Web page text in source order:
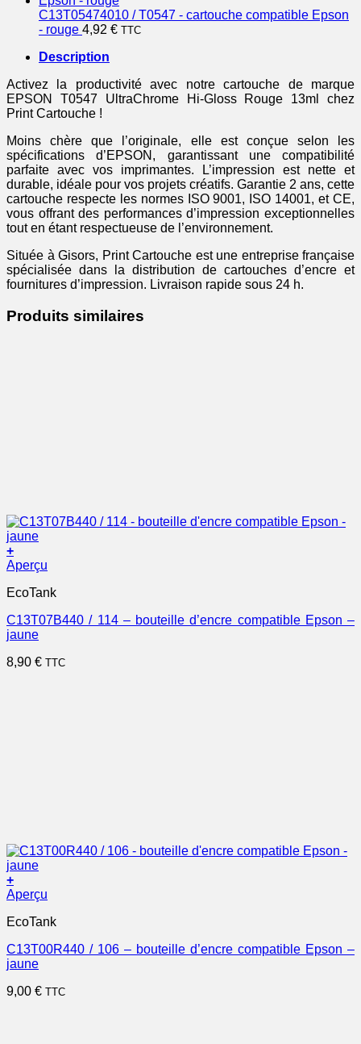
C13T05474010 / T0547 - cartouche compatible Epson
- rouge 4,92 € TTC
Description
Activez la productivité avec notre cartouche de marque
EPSON T0547 UltraChrome Hi-Gloss Rouge 13ml chez
Print Cartouche !
Moins chère que l’originale, elle est conçue selon les
spécifications d’EPSON, garantissant une compatibilité
parfaite avec vos imprimantes. L’impression est nette et
durable, idéale pour vos projets créatifs. Garantie 2 ans, cette
cartouche respecte les normes ISO 9001, ISO 14001, et CE,
vous offrant des performances d’impression exceptionnelles
tout en étant respectueuse de l’environnement.
Située à Gisors, Print Cartouche est une entreprise française
spécialisée dans la distribution de cartouches d’encre et
fournitures d’impression. Livraison rapide sous 24 h.
Produits similaires
+
Aperçu
EcoTank
C13T07B440 / 114 – bouteille d’encre compatible Epson –
jaune
8,90 € TTC
+
Aperçu
EcoTank
C13T00R440 / 106 – bouteille d’encre compatible Epson –
jaune
9,00 € TTC